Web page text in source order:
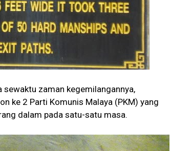
sewaktu zaman kegemilangannya,
ke 2 Parti Komunis Malaya (PKM) yang
dalam pada satu-satu masa.